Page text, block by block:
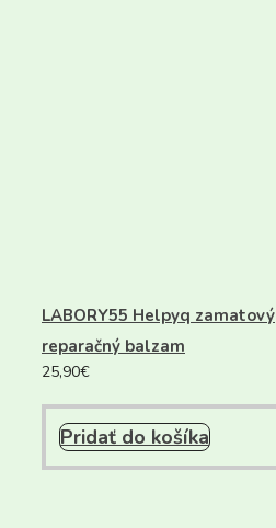
LABORY55 Helpyq zamatový
reparačný balzam
25,90€
Pridať do košíka